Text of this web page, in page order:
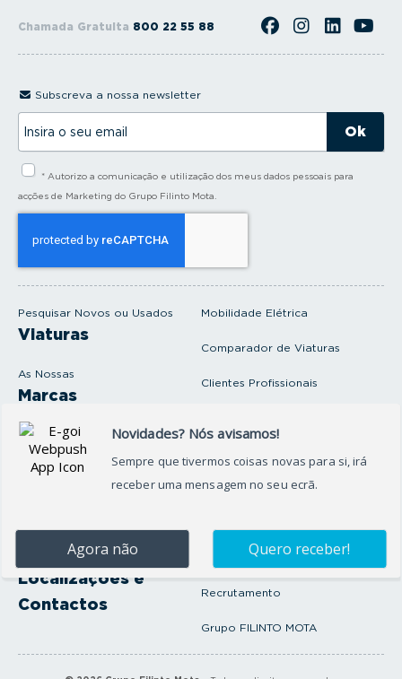
Chamada Gratuita 800 22 55 88
Pesquisar Novos ou Usados
Viaturas
As Nossas
Marcas
Produtos e serviços
Oficina
Onde Estamos
Localizações e
Contactos
Mobilidade Elétrica
Comparador de Viaturas
Clientes Profissionais
Seguros Protector
Artigos e Notícias
Recrutamento
Grupo FILINTO MOTA
Subscreva a nossa newsletter
s
l
* Autorizo a comunicação e utilização dos meus dados pessoais para
acções de Marketing do Grupo Filinto Mota.